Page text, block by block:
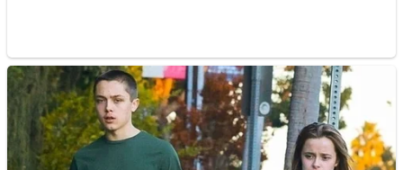
Vând sticlă cu vin din
1958 Murfatlar